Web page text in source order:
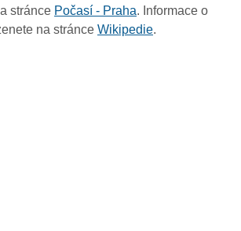
stránce Počasí - Praha. Informace o
na stránce Wikipedie.